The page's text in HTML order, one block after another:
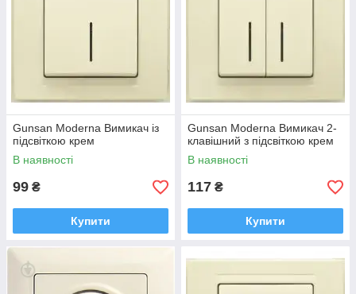
Gunsan Moderna Вимикач із
підсвіткою крем
В наявності
99 ₴
Купити
Gunsan Moderna Вимикач 2-
клавішний з підсвіткою крем
В наявності
117 ₴
Купити